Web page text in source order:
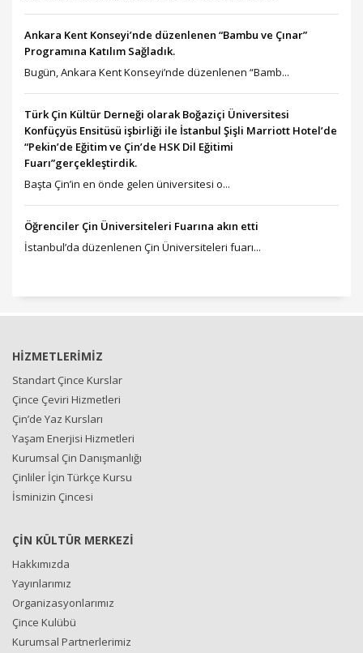
Ankara Kent Konseyi’nde düzenlenen “Bambu ve Çınar”
Programına Katılım Sağladık.
Bugün, Ankara Kent Konseyi’nde düzenlenen “Bamb...
Türk Çin Kültür Derneği olarak Boğaziçi Üniversitesi
Konfüçyüs Ensitüsü işbirliği ile İstanbul Şişli Marriott Hotel’de
“Pekin’de Eğitim ve Çin’de HSK Dil Eğitimi
Fuarı”gerçekleştirdik.
Başta Çin’in en önde gelen üniversitesi o...
Öğrenciler Çin Üniversiteleri Fuarına akın etti
İstanbul’da düzenlenen Çin Üniversiteleri fuarı...
HİZMETLERİMİZ
Standart Çince Kurslar
Çince Çeviri Hizmetleri
Çin’de Yaz Kursları
Yaşam Enerjisi Hizmetleri
Kurumsal Çin Danışmanlığı
Çinliler İçin Türkçe Kursu
İsminizin Çincesi
ÇİN KÜLTÜR MERKEZİ
Hakkımızda
Yayınlarımız
Organizasyonlarımız
Çince Kulübü
Kurumsal Partnerlerimiz